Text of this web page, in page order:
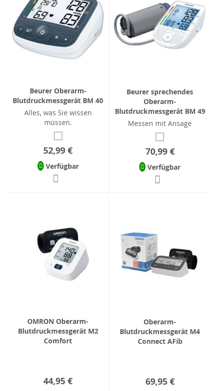
Beurer Oberarm-
Blutdruckmessgerät BM 40
Alles, was Sie wissen
müssen.
52,99 €
Verfügbar
Beurer sprechendes
Oberarm-
Blutdruckmessgerät BM 49
Messen mit Ansage
70,99 €
Verfügbar
OMRON Oberarm-
Blutdruckmessgerät M2
Comfort
44,95 €
Oberarm-
Blutdruckmessgerät M4
Connect AFib
69,95 €